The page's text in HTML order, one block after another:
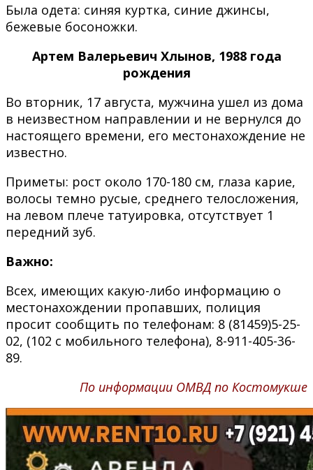
Была одета: синяя куртка, синие джинсы,
бежевые босоножки.
Артем Валерьевич Хлынов, 1988 года
рождения
Во вторник, 17 августа, мужчина ушел из дома
в неизвестном направлении и не вернулся до
настоящего времени, его местонахождение не
известно.
Приметы: рост около 170-180 см, глаза карие,
волосы темно русые, среднего телосложения,
на левом плече татуировка, отсутствует 1
передний зуб.
Важно:
Всех, имеющих какую-либо информацию о
местонахождении пропавших, полиция
просит сообщить по телефонам: 8 (81459)5-25-
02, (102 с мобильного телефона), 8-911-405-36-
89.
По информации ОМВД по Костомукше